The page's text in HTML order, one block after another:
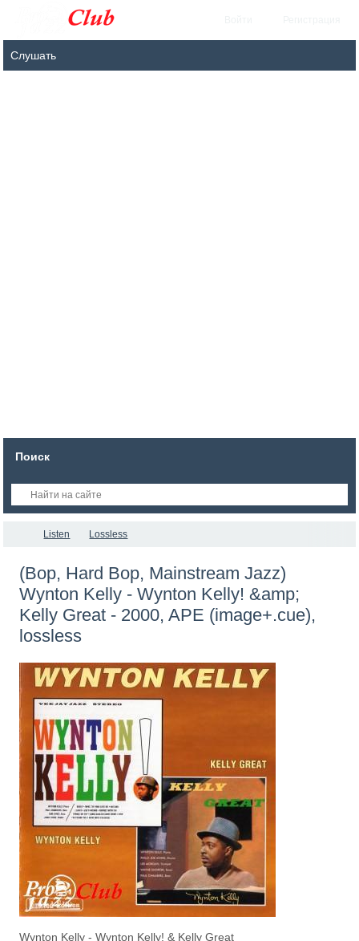
Поиск
Listen Lossless
(Bop, Hard Bop, Mainstream Jazz)
Wynton Kelly - Wynton Kelly! &amp;
Kelly Great - 2000, APE (image+.cue),
lossless
Wynton Kelly - Wynton Kelly! & Kelly Great